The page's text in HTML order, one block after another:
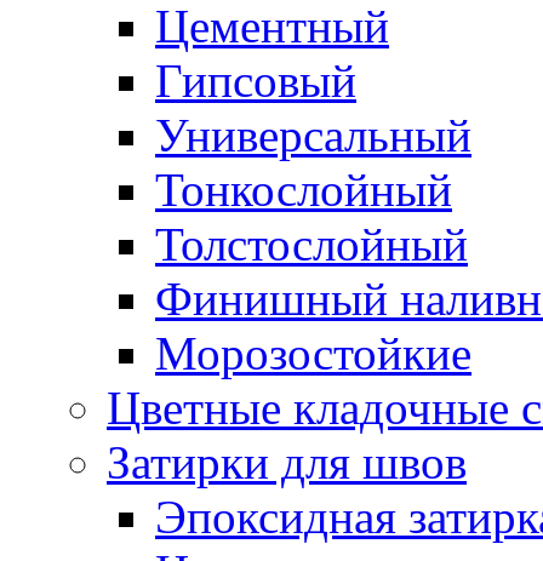
Цементный
Гипсовый
Универсальный
Тонкослойный
Толстослойный
Финишный
Морозостойкие
Цветные кладочные
Затирки для швов
Эпоксидная